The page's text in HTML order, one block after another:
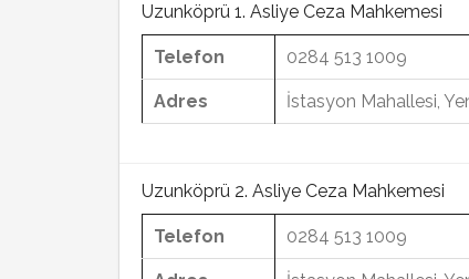
Uzunköprü 1. Asliye Ceza Mahkemesi
Telefon 0284 513 1009
Adres İstasyon Mahallesi,
Uzunköprü 2. Asliye Ceza Mahkemesi
Telefon 0284 513 1009